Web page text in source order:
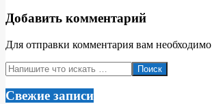
Добавить комментарий
Для отправки комментария вам необходимо
Поиск
Свежие записи